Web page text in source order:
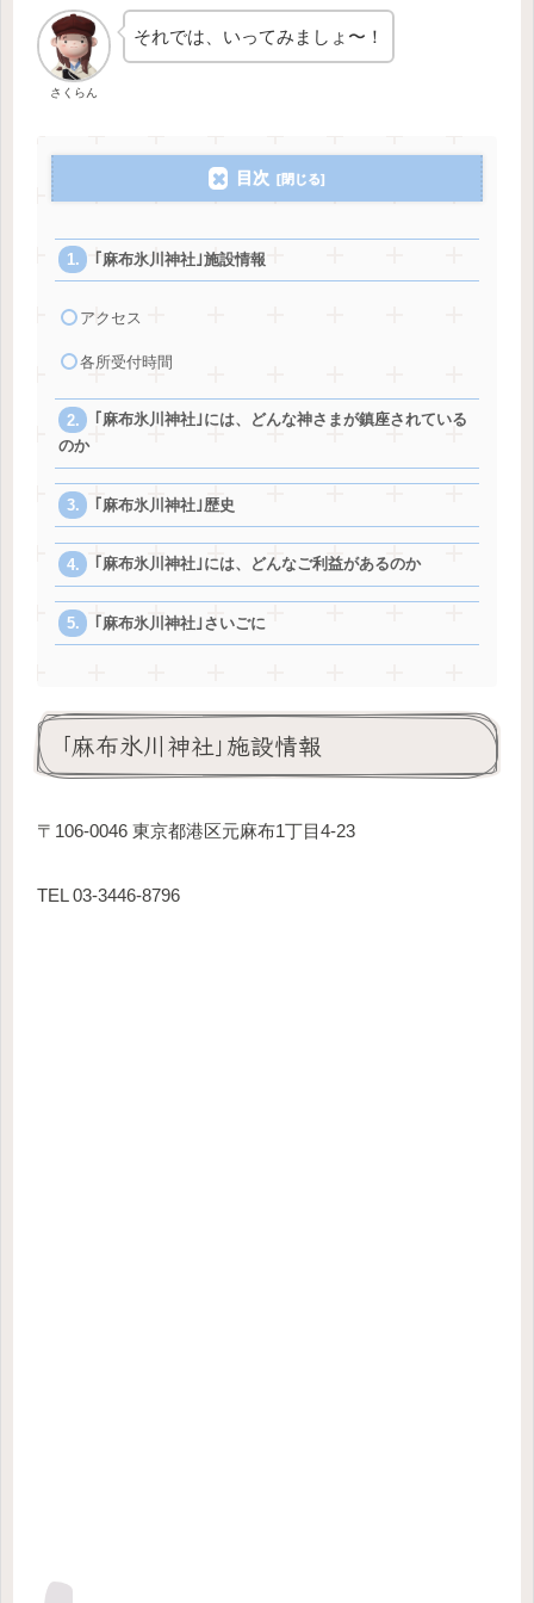
さくらん
それでは、いってみましょ〜！
目次
｢麻布氷川神社｣施設情報
アクセス
各所受付時間
｢麻布氷川神社｣には、どんな神さまが鎮座されている
のか
｢麻布氷川神社｣歴史
｢麻布氷川神社｣には、どんなご利益があるのか
｢麻布氷川神社｣さいごに
｢麻布氷川神社｣施設情報
〒106-0046 東京都港区元麻布1丁目4-23
TEL 03-3446-8796